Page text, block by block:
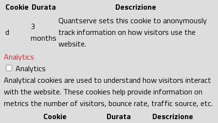
Cookie Durata Descrizione
d
3
months
Quantserve sets this cookie to anonymously
track information on how visitors use the
website.
Analytics
Analytics
Analytical cookies are used to understand how visitors interact
with the website. These cookies help provide information on
metrics the number of visitors, bounce rate, traffic source, etc.
Cookie
Durata Descrizione